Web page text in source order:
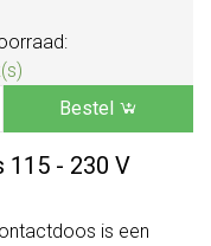
Bestel
115 - 230 V
is een